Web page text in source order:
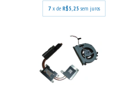
7 x de R$5,25 sem juros